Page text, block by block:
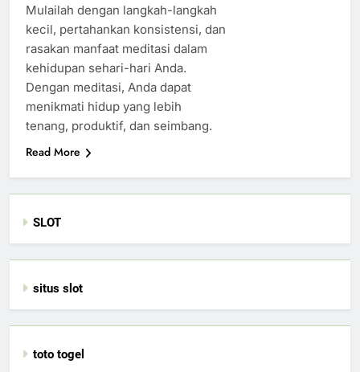
Mulailah dengan langkah-langkah
kecil, pertahankan konsistensi, dan
rasakan manfaat meditasi dalam
kehidupan sehari-hari Anda.
Dengan meditasi, Anda dapat
menikmati hidup yang lebih
tenang, produktif, dan seimbang.
Read More
SLOT
situs slot
toto togel